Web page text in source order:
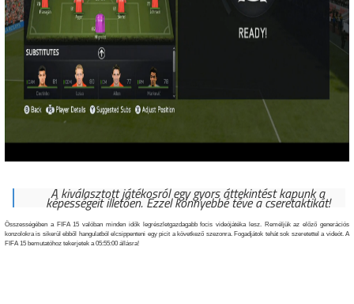
A kiválasztott játékosról egy gyors áttekintést kapunk a
képességeit illetően. Ezzel könnyebbé téve a cseretaktikát!
Összességében a FIFA 15 valóban minden idők legrészletgazdagabb focis videójátéka lesz. Reméljük az előző generációs
konzolokra is sikerül ebből hangulatból elcsippenteni egy picit a következő szezonra. Fogadjátok tehát sok szeretettel a videót. A
FIFA 15 bemutatóhoz tekerjetek a 05:55:00 állásra!